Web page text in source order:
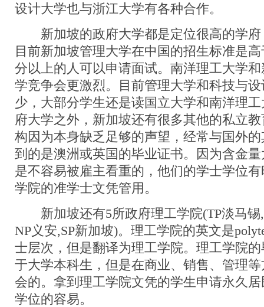
设计大学也与浙江大学有各种合作。
新加坡的政府大学都是定位很高的学府
目前新加坡管理大学在中国的招生标准是
分以上的人可以申请面试。南洋理工大学
学竞争会更激烈。目前管理大学和科技与
少，大部分学生还是读国立大学和南洋理
府大学之外，新加坡还有很多其他的私立
构因为本身缺乏足够的声望，经常与国外
到的是澳洲或英国的毕业证书。因为含金
是不容易被雇主看重的，他们的学士学位
学院的准学士文凭管用。
新加坡还有5所政府理工学院(TP淡马锡
NP义安,SP新加坡)。理工学院的英文是
士层次，但是翻译为理工学院。理工学院
于大学本科生，但是在商业、销售、管理
会的。拿到理工学院文凭的学生申请永久
学位的容易。